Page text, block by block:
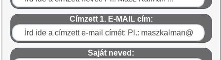
Címzett 1. E-MAIL cím:
Saját neved: